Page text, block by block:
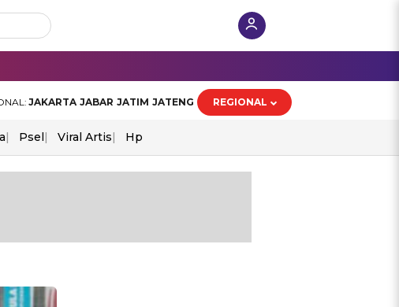
JAKARTA JABAR JATIM JATENG REGIONAL
Psel Viral Artis Hp